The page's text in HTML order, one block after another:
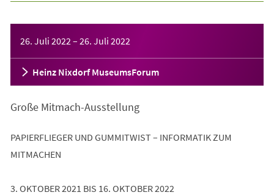
26. Juli 2022 – 26. Juli 2022
Heinz Nixdorf MuseumsForum
Große Mitmach-Ausstellung
PAPIERFLIEGER UND GUMMITWIST – INFORMATIK ZUM
MITMACHEN
3. OKTOBER 2021 BIS 16. OKTOBER 2022